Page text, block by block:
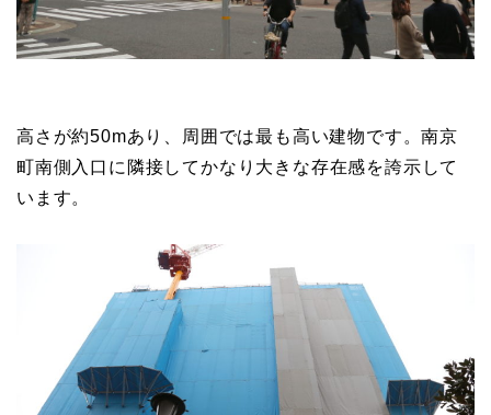
高さが約50mあり、周囲では最も高い建物です。南京
町南側入口に隣接してかなり大きな存在感を誇示して
います。